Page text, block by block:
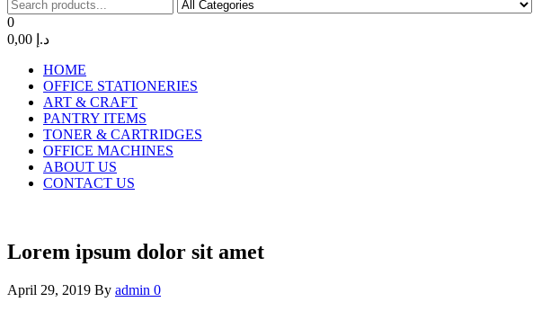
0
0,00 د.إ
HOME
OFFICE STATIONERIES
ART & CRAFT
PANTRY ITEMS
TONER & CARTRIDGES
OFFICE MACHINES
ABOUT US
CONTACT US
Lorem ipsum dolor sit amet
April 29, 2019 By admin 0